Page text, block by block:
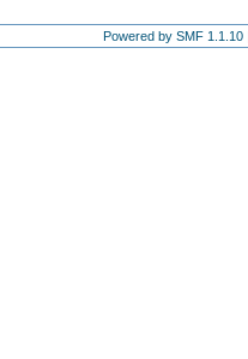
Powered by SMF 1.1.10